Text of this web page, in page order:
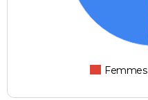
Femmes